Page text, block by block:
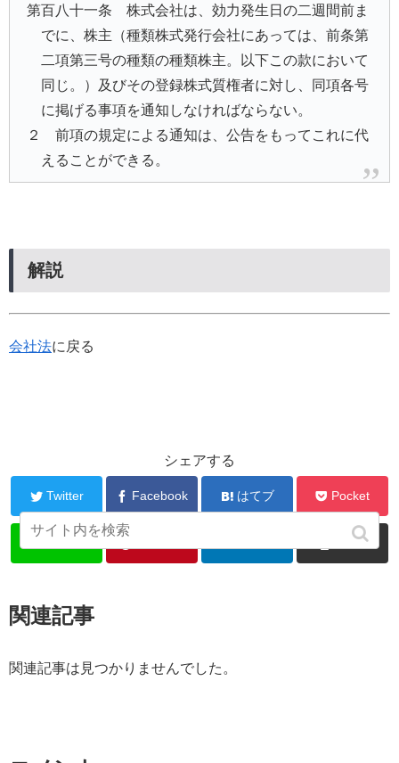
第百八十一条 株式会社は、効力発生日の二週間前ま
でに、株主（種類株式発行会社にあっては、前条第
二項第三号の種類の種類株主。以下この款において
同じ。）及びその登録株式質権者に対し、同項各号
に掲げる事項を通知しなければならない。
２ 前項の規定による通知は、公告をもってこれに代
えることができる。
解説
会社法に戻る
シェアする
Twitter Facebook はてブ Pocket
コピー
関連記事
関連記事は見つかりませんでした。